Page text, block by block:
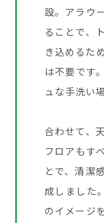
設。アラウ
ることで、
き込めるた
は不要です
ュな手洗い
合わせて、
フロアもす
とで、清潔
成しました
のイメージ